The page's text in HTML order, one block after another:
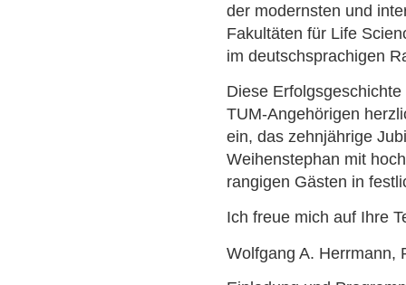
der modernsten und
Fakultäten für Life
im deutschsprachigen
Diese
TUM-Angehörigen
ein, das zehnjährige
Weihenstephan mit
rangigen Gästen in
Ich freue mich auf Ihre
Wolfgang A. Herrmann,